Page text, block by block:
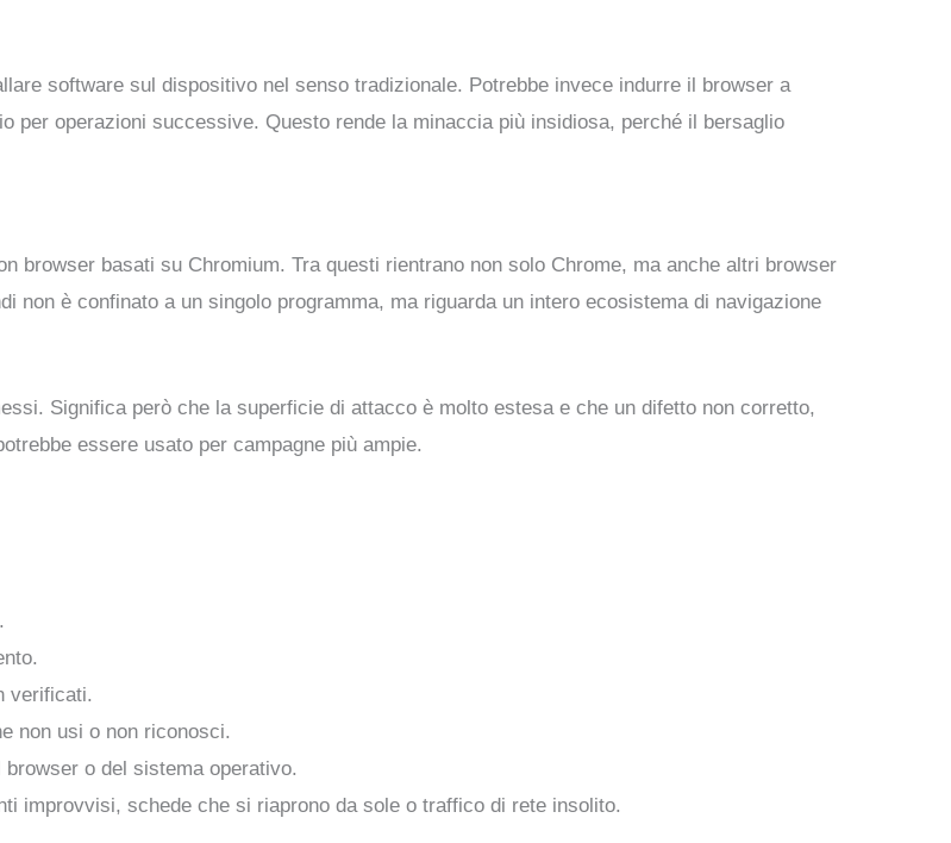
software sul dispositivo nel senso tradizionale. Potrebbe invece indurre il browser a
per operazioni successive. Questo rende la minaccia più insidiosa, perché il bersaglio
browser basati su Chromium. Tra questi rientrano non solo Chrome, ma anche altri browser
non è confinato a un singolo programma, ma riguarda un intero ecosistema di navigazione
Significa però che la superficie di attacco è molto estesa e che un difetto non corretto,
essere usato per campagne più ampie.
verificati.
non usi o non riconosci.
browser o del sistema operativo.
improvvisi, schede che si riaprono da sole o traffico di rete insolito.